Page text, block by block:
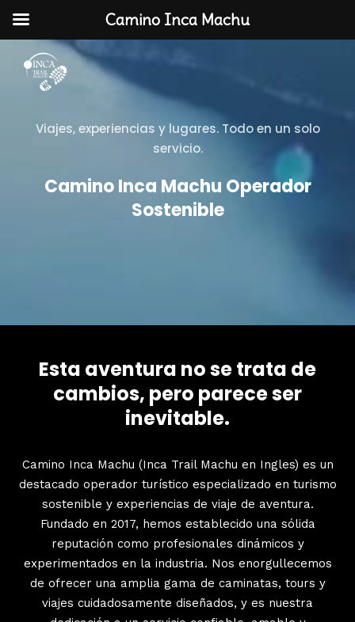
Viajes, experiencias y lugares. Todo en un solo
servicio.
Camino Inca Machu Operador
Sostenible
Esta aventura no se trata de
cambios, pero parece ser
inevitable.
Camino Inca Machu (Inca Trail Machu en Ingles) es un
destacado operador turístico especializado en turismo
sostenible y experiencias de viaje de aventura.
Fundado en 2017, hemos establecido una sólida
reputación como profesionales dinámicos y
experimentados en la industria. Nos enorgullecemos
de ofrecer una amplia gama de caminatas, tours y
viajes cuidadosamente diseñados, y es nuestra
Camino Inca Machu